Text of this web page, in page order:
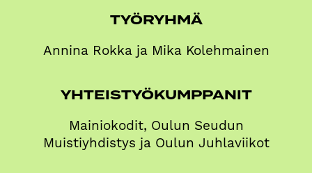
TYÖRYHMÄ
Annina Rokka ja Mika Kolehmainen
YHTEISTYÖKUMPPANIT
Mainiokodit, Oulun Seudun
Muistiyhdistys ja Oulun Juhlaviikot